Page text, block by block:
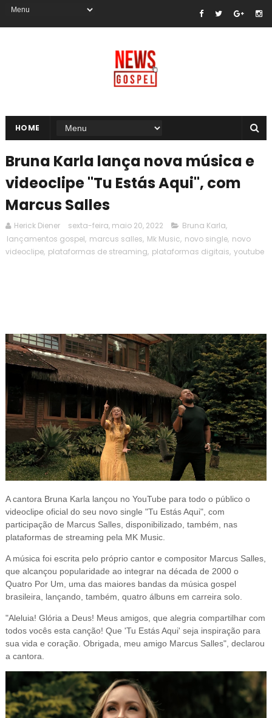
HOME
Bruna Karla lança nova música e
videoclipe "Tu Estás Aqui", com
Marcus Salles
Herick Diener sexta-feira, maio 20, 2022 Bruna Karla,
lançamentos gospel, marcus salles, Mk Music, novo single, novo
videoclipe, plataformas de streaming, plataformas digitais, youtube
A cantora Bruna Karla lançou no YouTube para todo o público o
videoclipe oficial do seu novo single "Tu Estás Aqui", com
participação de Marcus Salles, disponibilizado, também, nas
plataformas de streaming pela MK Music.
A música foi escrita pelo próprio cantor e compositor Marcus Salles,
que alcançou popularidade ao integrar na década de 2000 o
Quatro Por Um, uma das maiores bandas da música gospel
brasileira, lançando, também, quatro álbuns em carreira solo.
"Aleluia! Glória a Deus! Meus amigos, que alegria compartilhar com
todos vocês esta canção! Que 'Tu Estás Aqui' seja inspiração para
sua vida e coração. Obrigada, meu amigo Marcus Salles", declarou
a cantora.